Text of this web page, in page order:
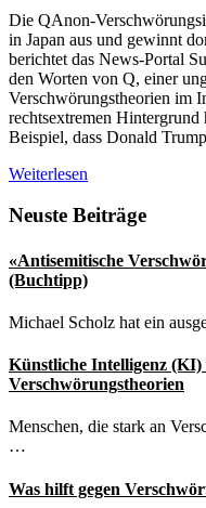
Die QAnon-
in Japan aus und gewinnt
berichtet das News-Portal
den Worten von Q, einer
Verschwörungstheorien im
rechtsextremen
Beispiel, dass Donald
QAnon
auch
Japan
Weiterlesen
Seitenspalte
Neuste Beiträge
«Antisemitische
(Buchtipp)
Michael Scholz hat ein
Künstliche Intelligenz (KI)
Verschwörungstheorien
Menschen, die stark an
…
Was hilft gegen